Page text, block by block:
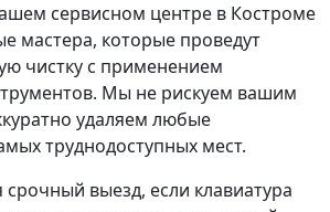
сервисном центре в Костроме
мастера, которые проведут
чистку с применением
Мы не рискуем вашим
удаляем любые
труднодоступных мест.
срочный выезд, если клавиатура